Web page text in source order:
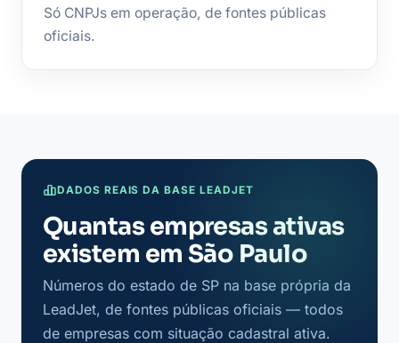
Só CNPJs em operação, de fontes públicas
oficiais.
DADOS REAIS DA BASE LEADJET
Quantas empresas ativas
existem em São Paulo
Números do estado de SP na base própria da
LeadJet, de fontes públicas oficiais — todos
de empresas com situação cadastral ativa.